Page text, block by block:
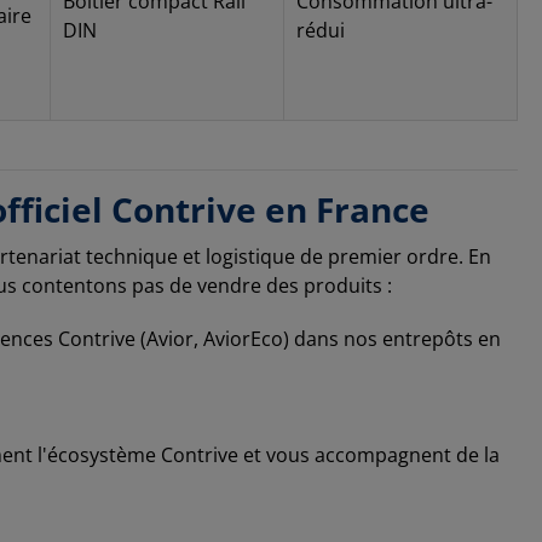
de la
:
à
temps
de
temps
DIN
rédui
Contrive en France
technique et logistique de premier ordre. En
contentons pas de vendre des produits :
Contrive (Avior, AviorEco) dans nos entrepôts en
l'écosystème Contrive et vous accompagnent de la